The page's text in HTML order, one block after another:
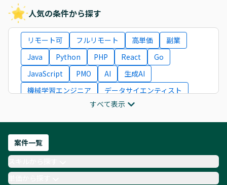
人気の条件から探す
リモート可 フルリモート 高単価
副業
Java
Python PHP React
Go
JavaScript
PMO AI
生成AI
機械学習エンジニア
データサイエンティスト
ITコンサルタント
フロントエンドエンジニア
ネットワークエンジニア
AIエンジニア
Webデザイナー
月収100万円 業務委託
COBOL
Ruby
すべて表示
案件一覧
単価から探す